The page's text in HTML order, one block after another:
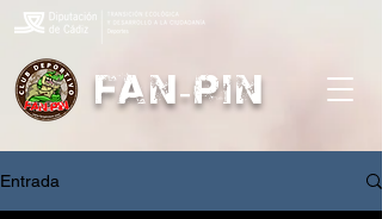
FAN-PIN
Entrada